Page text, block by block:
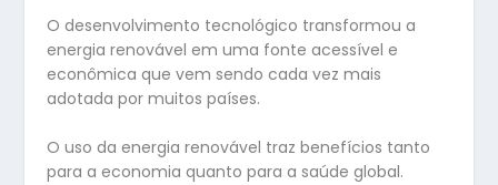
O desenvolvimento tecnológico transformou a
energia renovável em uma fonte acessível e
econômica que vem sendo cada vez mais
adotada por muitos países.
O uso da energia renovável traz benefícios tanto
para a economia quanto para a saúde global.